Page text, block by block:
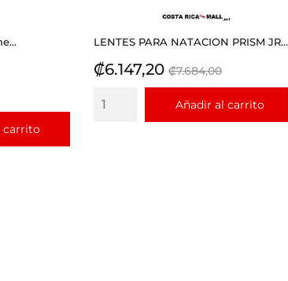
carrito
LENTES PARA NATACION PRISM JR...
Precio
₡6.147,20 Precio
base
₡7.684,00
Añadir al carrito